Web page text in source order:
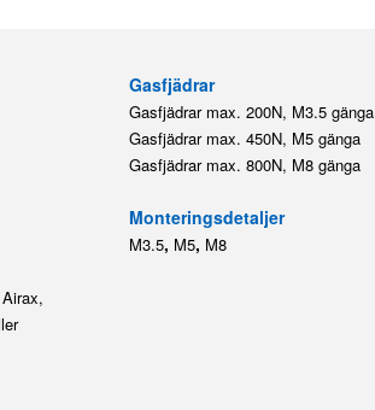
Gasfjädrar
Gasfjädrar max. 200N, M3.5 gänga
Gasfjädrar max. 450N, M5 gänga
Gasfjädrar max. 800N, M8 gänga
Monteringsdetaljer
M3.5, M5, M8